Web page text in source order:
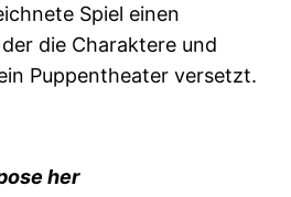
Spiel einen
die Charaktere und
Puppentheater versetzt.
her